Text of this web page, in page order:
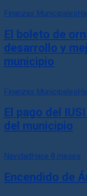
Finanzas Municipales
El boleto de
desarrollo y
municipio
Finanzas Municipales
El pago del
del municipio
Navidad Hace 8 meses
Encendido de